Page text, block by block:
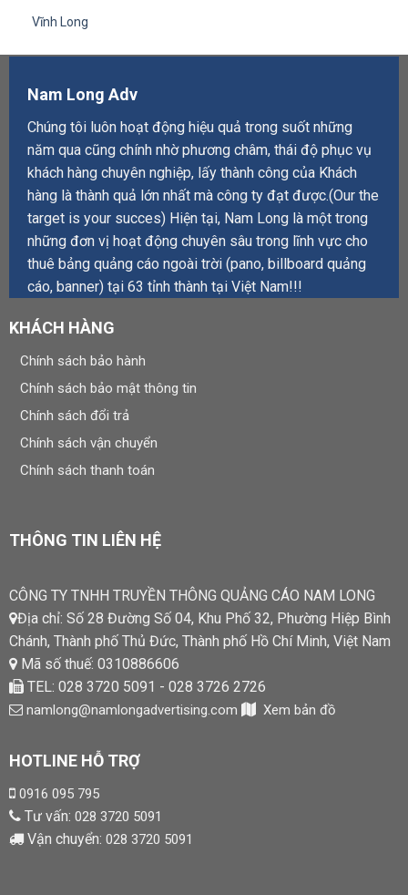
Vĩnh Long
Nam Long Adv
Chúng tôi luôn hoạt động hiệu quả trong suốt những
năm qua cũng chính nhờ phương châm, thái độ phục vụ
khách hàng chuyên nghiệp, lấy thành công của Khách
hàng là thành quả lớn nhất mà công ty đạt được.(Our the
target is your succes) Hiện tại, Nam Long là một trong
những đơn vị hoạt động chuyên sâu trong lĩnh vực cho
thuê bảng quảng cáo ngoài trời (pano, billboard quảng
cáo, banner) tại 63 tỉnh thành tại Việt Nam!!!
KHÁCH HÀNG
Chính sách bảo hành
Chính sách bảo mật thông tin
Chính sách đổi trả
Chính sách vận chuyển
Chính sách thanh toán
THÔNG TIN LIÊN HỆ
CÔNG TY TNHH TRUYỀN THÔNG QUẢNG CÁO NAM LONG
Địa chỉ: Số 28 Đường Số 04, Khu Phố 32, Phường Hiệp Bình
Chánh, Thành phố Thủ Đức, Thành phố Hồ Chí Minh, Việt Nam
Mã số thuế: 0310886606
TEL: 028 3720 5091 - 028 3726 2726
namlong@namlongadvertising.com Xem bản đồ
HOTLINE HỖ TRỢ
0916 095 795
Tư vấn: 028 3720 5091
Vận chuyển: 028 3720 5091